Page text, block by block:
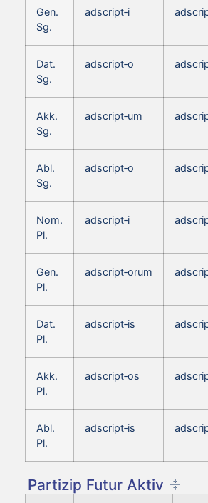
Gen.
Sg.
adscript‑i
Dat.
Sg.
adscript‑o
Akk.
Sg.
adscript‑um
Abl.
Sg.
adscript‑o
Nom.
Pl.
adscript‑i
Gen.
Pl.
adscript‑orum
Dat.
Pl.
adscript‑is
Akk.
Pl.
adscript‑os
Abl.
Pl.
adscript‑is
Partizip Futur Aktiv